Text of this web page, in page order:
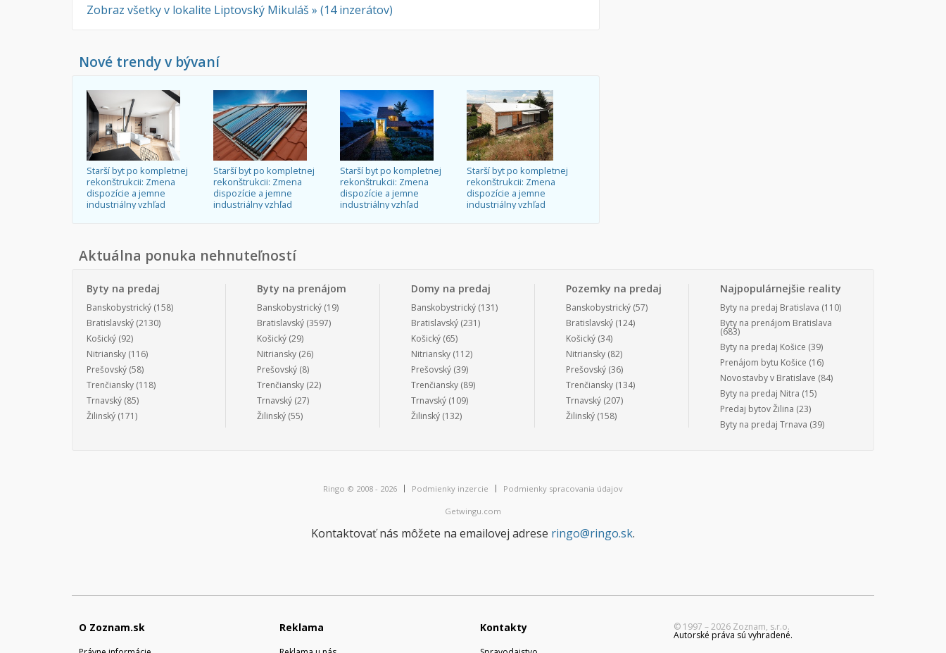
Zobraz všetky v lokalite Liptovský Mikuláš » (14 inzerátov)
Nové trendy v bývaní
Starší byt po kompletnej
rekonštrukcii: Zmena
dispozície a jemne
industriálny vzhľad
Starší byt po kompletnej
rekonštrukcii: Zmena
dispozície a jemne
industriálny vzhľad
Starší byt po kompletnej
rekonštrukcii: Zmena
dispozície a jemne
industriálny vzhľad
Starší byt po kompletnej
rekonštrukcii: Zmena
dispozície a jemne
industriálny vzhľad
Aktuálna ponuka nehnuteľností
Byty na predaj
Banskobystrický (158)
Bratislavský (2130)
Košický (92)
Nitriansky (116)
Prešovský (58)
Trenčiansky (118)
Trnavský (85)
Žilinský (171)
Byty na prenájom
Banskobystrický(19)
Bratislavský(3597)
Košický(29)
Nitriansky(26)
Prešovský(8)
Trenčiansky(22)
Trnavský(27)
Žilinský(55)
Domy na predaj
Banskobystrický (131)
Bratislavský (231)
Košický (65)
Nitriansky (112)
Prešovský (39)
Trenčiansky (89)
Trnavský (109)
Žilinský (132)
Pozemky na predaj
Banskobystrický(57)
Bratislavský(124)
Košický(34)
Nitriansky(82)
Prešovský(36)
Trenčiansky(134)
Trnavský(207)
Žilinský(158)
Najpopulárnejšie reality
Byty na predaj Bratislava (110)
Byty na prenájom Bratislava
(683)
Byty na predaj Košice (39)
Prenájom bytu Košice (16)
Novostavby v Bratislave (84)
Byty na predaj Nitra (15)
Predaj bytov Žilina (23)
Byty na predaj Trnava (39)
Ringo © 2008 - 2026 Podmienky inzercie Podmienky spracovania údajov
Getwingu.com
Kontaktovať nás môžete na emailovej adrese ringo@ringo.sk.
O Zoznam.sk Reklama Kontakty © 1997 – 2026 Zoznam, s.r.o.
Autorské práva sú vyhradené.